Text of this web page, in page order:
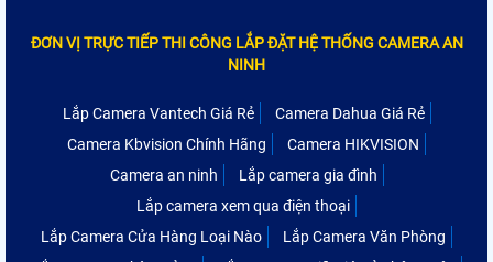
ĐƠN VỊ TRỰC TIẾP THI CÔNG LẮP ĐẶT HỆ THỐNG CAMERA AN
NINH
Lắp Camera Vantech Giá Rẻ
Camera Dahua Giá Rẻ
Camera Kbvision Chính Hãng
Camera HIKVISION
Camera an ninh
Lắp camera gia đình
Lắp camera xem qua điện thoại
Lắp Camera Cửa Hàng Loại Nào
Lắp Camera Văn Phòng